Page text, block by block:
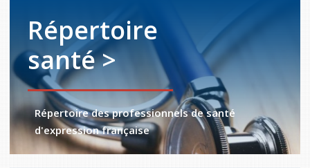
Répertoire
santé >
Répertoire des professionnels de santé
d'expression française